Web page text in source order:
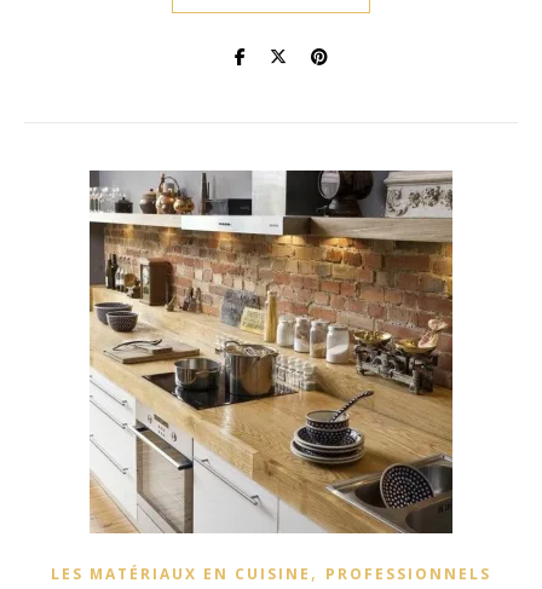
LES MATÉRIAUX EN CUISINE , PROFESSIONNELS